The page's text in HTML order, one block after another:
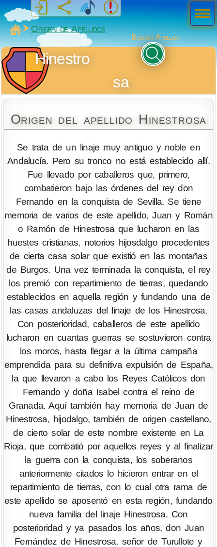
MiSabueso
Origen de Apellidos
Buscar Apellido
Hinestro
sa
Origen del apellido Hinestrosa
Se trata de un linaje muy antiguo y noble en
Andalucía. Pero su tronco no está establecido allí.
Fue llevado por caballeros que, primero,
combatieron bajo las órdenes del rey don
Fernando en la conquista de Sevilla. Se tiene
memoria de varios de este apellido, Juan y Román
o Ramón de Hinestrosa que lucharon en las
huestes cristianas, notorios hijosdalgo procedentes
de cierta casa solar que existió en las montañas
de Burgos. Una vez terminada la conquista, el rey
los premió con repartimiento de tierras, quedando
establecidos en aquella región y fundando una de
las casas andaluzas del linaje de los Hinestrosa.
Con posterioridad, caballeros de este apellido
lucharon en cuantas guerras se sostuvieron contra
los moros, hasta llegar a la última campaña
emprendida para su definitiva expulsión de España,
la que llevaron a cabo los Reyes Católicos don
Fernando y doña Isabel contra el reino de
Granada. Aquí también hay memoria de Juan de
Hinestrosa, hijodalgo, también de origen castellano,
de cierto solar de este nombre existente en La
Rioja, que combatió por aquellos reyes y al finalizar
la guerra con la conquista, los soberanos
anteriormente citados lo hicieron entrar en el
repartimiento de tierras, con lo cual otra rama de
este apellido se aposentó en esta región, fundando
nueva familia del linaje Hinestrosa. Con
posterioridad y ya pasados los años, don Juan
Fernández de Hinestrosa, señor de Turullote y
Men
ú